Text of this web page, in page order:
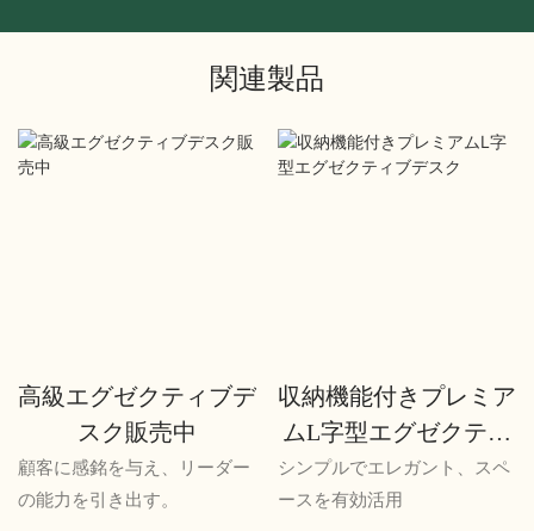
関連製品
高級エグゼクティブデ
スク販売中
顧客に感銘を与え、リーダー
の能力を引き出す。
収納機能付きプレミア
ムL字型エグゼクティ
ブデスク
シンプルでエレガント、スペ
ースを有効活用